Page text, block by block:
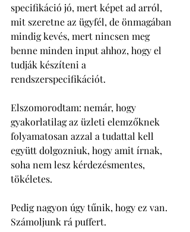
specifikáció jó, mert képet ad arról,
mit szeretne az ügyfél, de önmagában
mindig kevés, mert nincsen meg
benne minden input ahhoz, hogy el
tudják készíteni a
rendszerspecifikációt.
Elszomorodtam: nemár, hogy
gyakorlatilag az üzleti elemzőknek
folyamatosan azzal a tudattal kell
együtt dolgozniuk, hogy amit írnak,
soha nem lesz kérdezésmentes,
tökéletes.
Pedig nagyon úgy tűnik, hogy ez van.
Számoljunk rá puffert.